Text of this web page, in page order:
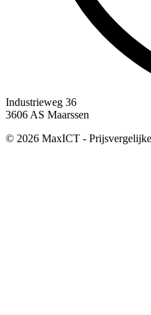
Industrieweg 36
3606 AS Maarssen
© 2026 MaxICT -